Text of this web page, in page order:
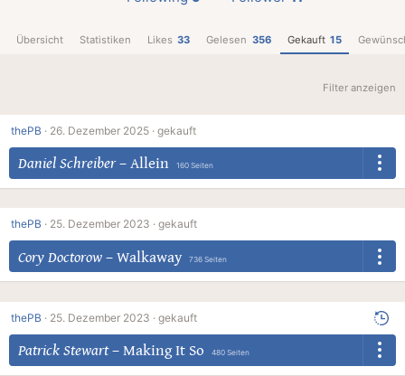
Übersicht Statistiken Likes 33 Gelesen 356 Gekauft 15
Filter anzeigen
thePB · 26. Dezember 2025 · gekauft
Daniel Schreiber– Allein 160 Seiten
thePB · 25. Dezember 2023 · gekauft
Cory Doctorow – Walkaway 736 Seiten
thePB · 25. Dezember 2023 · gekauft
Patrick Stewart– Making It So 480 Seiten